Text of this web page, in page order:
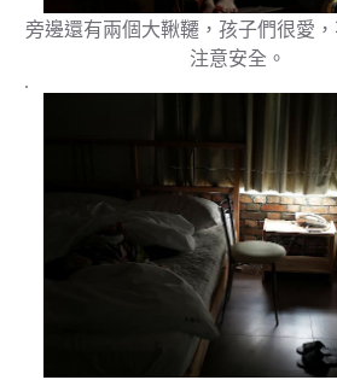
旁邊還有兩個大鞦韆，孩子們很愛
注意安全。
.